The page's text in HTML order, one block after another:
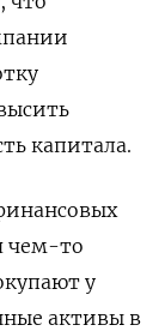
капитала.
чем-то
у
активы в